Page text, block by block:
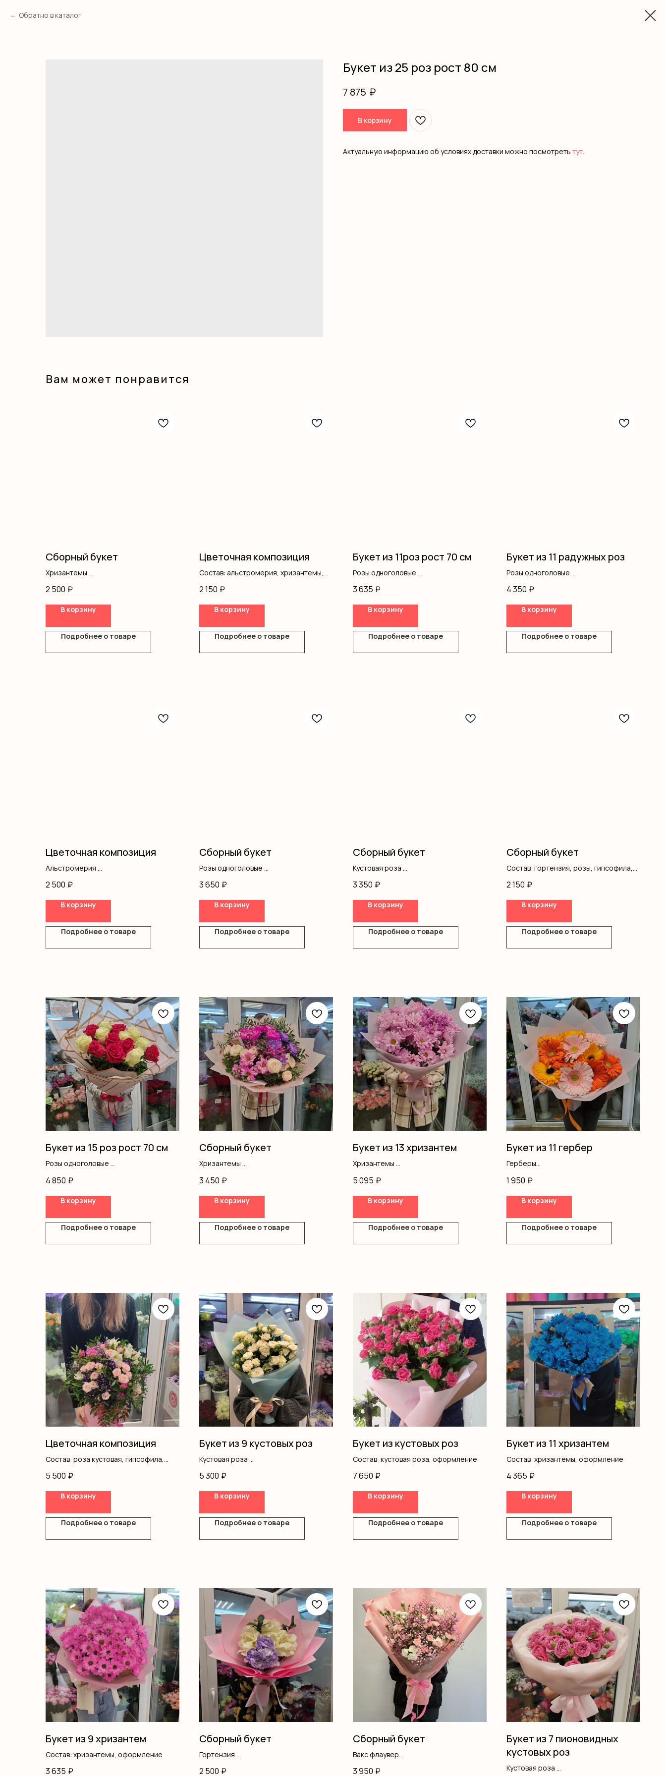
Обратно в каталог
Букет из 25 роз рост 80 см
7 875 ₽
В корзину
Актуальную информацию об условиях доставки можно посмотреть тут
Вам может понравится
Сборный букет
Хризантемы
Гипсофила
Роза одноголовая
Оформление
2 500 ₽
В корзину
Подробнее о товаре
Цветочная композиция
Состав: альстромерия, хризантемы,
2 150 ₽
В корзину
Подробнее о товаре
Букет из 11роз рост 70 см
Розы одноголовые
3 635 ₽
В корзину
Подробнее о товаре
Букет из 11 радужных роз
Розы одноголовые
4 350 ₽
В корзину
Подробнее о товаре
Цветочная композиция
Альстромерия
Диантус
Эустома
Хризантемы
Гипсофила
Оазис
2 500 ₽
В корзину
Подробнее о товаре
Сборный букет
Розы одноголовые
Хризантемы
Оформление
3 650 ₽
В корзину
Подробнее о товаре
Сборный букет
Кустовая роза
Оформление
3 350 ₽
В корзину
Подробнее о товаре
Сборный букет
Состав: гортензия, розы, гипсофила,
2 150 ₽
В корзину
Подробнее о товаре
Букет из 15 роз рост 70 см
Розы одноголовые
4 850 ₽
В корзину
Подробнее о товаре
Сборный букет
Хризантемы
Кустовая роза
Писташ
Оформление
3 450 ₽
В корзину
Подробнее о товаре
Букет из 13 хризантем
Хризантемы
5 095 ₽
В корзину
Подробнее о товаре
Букет из 11 гербер
Герберы
1 950 ₽
В корзину
Подробнее о товаре
Цветочная композиция
Состав: роза кустовая, гипсофила,
оазис
5 500 ₽
В корзину
Подробнее о товаре
Букет из 9 кустовых роз
Кустовая роза
5 300 ₽
В корзину
Подробнее о товаре
Букет из кустовых роз
Состав: кустовая роза, оформление
7 650 ₽
В корзину
Подробнее о товаре
Букет из 11 хризантем
Состав: хризантемы, оформление
4 365 ₽
В корзину
Подробнее о товаре
Букет из 9 хризантем
Состав: хризантемы, оформление
3 635 ₽
Сборный букет
Гортензия
2 500 ₽
Сборный букет
Вакс флаувер
3 950 ₽
Букет из 7 пионовидных
кустовых роз
Кустовая роза